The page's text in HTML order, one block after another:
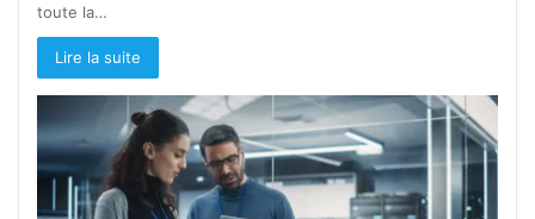
toute la…
Lire la suite